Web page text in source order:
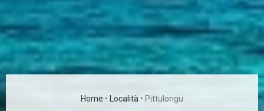
Home • Località • Pittulongu